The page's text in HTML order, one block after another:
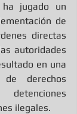
ha jugado un
de
directas
autoridades
en una
derechos
detenciones
ilegales.